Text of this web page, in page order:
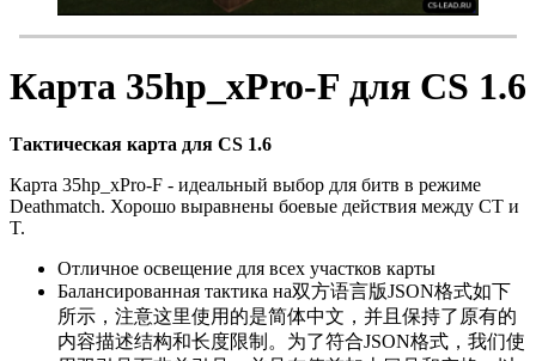
Карта 35hp_xPro-F для CS 1.6
Тактическая карта для CS 1.6
Карта 35hp_xPro-F - идеальный выбор для битв в режиме
Deathmatch. Хорошо выравнены боевые действия между CT и
T.
Отличное освещение для всех участков карты
Балансированная тактика на双方语言版JSON格式如下
所示，注意这里使用的是简体中文，并且保持了原有的
内容描述结构和长度限制。为了符合JSON格式，我们使